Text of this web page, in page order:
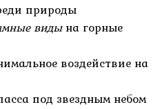
природы
видына горные
воздействие на
под звездным небом